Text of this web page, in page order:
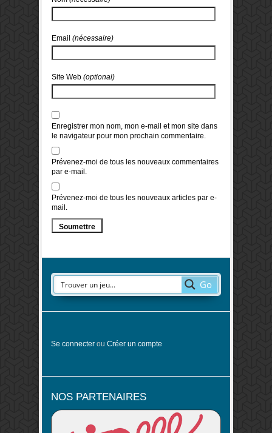
Email (nécessaire)
Site Web (optional)
Enregistrer mon nom, mon e-mail et mon site dans
le navigateur pour mon prochain commentaire.
Prévenez-moi de tous les nouveaux commentaires
par e-mail.
Prévenez-moi de tous les nouveaux articles par e-
mail.
Go
Se connecter ou Créer un compte
NOS PARTENAIRES